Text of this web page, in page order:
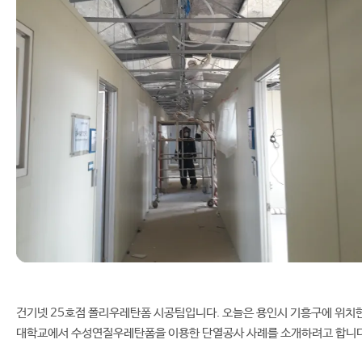
건기넷 25호점 폴리우레탄폼 시공팀입니다. 오늘은 용인시 기흥구에 위치
대학교에서 수성연질우레탄폼을 이용한 단열공사 사례를 소개하려고 합니